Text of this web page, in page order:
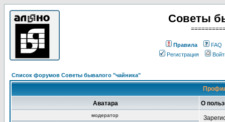
Советы
Правила
FAQ
Регистрация
Список форумов Советы бывалого "чайника"
Аватара О
модератор